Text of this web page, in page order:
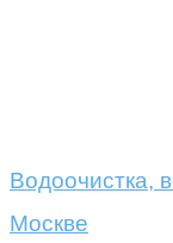
Водоочистка,
Москве